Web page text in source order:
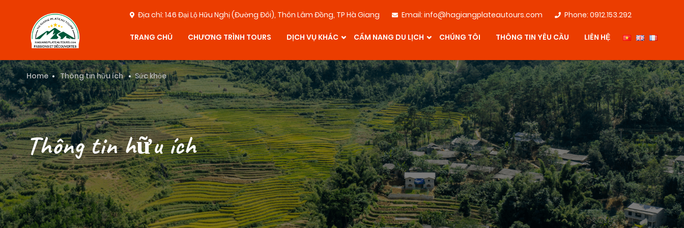
Địa chỉ: 146 Đại Lộ Hữu Nghị (Đường Đôi), Thôn Lâm Đồng, TP Hà Giang Email: info@hagiangplateautours.com Phone: 0912.153.292
TRANG CHỦ CHƯƠNG TRÌNH TOURS DỊCH VỤ KHÁC CẨM NANG DU LỊCH CHÚNG TÔI THÔNG TIN YÊU CẦU LIÊN HỆ
Home Thông tin hữu ích Sức khỏe
Thông tin hữu ích